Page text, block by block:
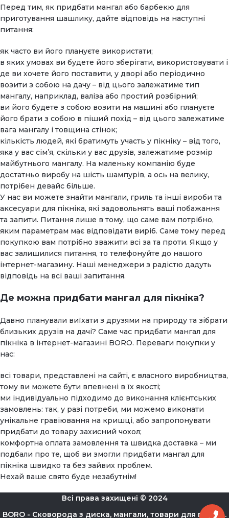
Перед тим, як придбати мангал або барбекю для
приготування шашлику, дайте відповідь на наступні
питання:
як часто ви його плануєте використати;
в яких умовах ви будете його зберігати, використовувати і
де ви хочете його поставити, у дворі або періодично
возити з собою на дачу – від цього залежатиме тип
мангалу, наприклад, валіза або простий розбірний;
ви його будете з собою возити на машині або плануєте
його брати з собою в піший похід – від цього залежатиме
вага мангалу і товщина стінок;
кількість людей, які братимуть участь у пікніку – від того,
яка у вас сім’я, скільки у вас друзів, залежатиме розмір
майбутнього мангалу. На маленьку компанію буде
достатньо виробу на шість шампурів, а ось на велику,
потрібен девайс більше.
У нас ви можете знайти мангали, гриль та інші вироби та
аксесуари для пікніка, які задовольнять ваші побажання
та запити. Питання лише в тому, що саме вам потрібно,
яким параметрам має відповідати виріб. Саме тому перед
покупкою вам потрібно зважити всі за та проти. Якщо у
вас залишилися питання, то телефонуйте до нашого
інтернет-магазину. Наші менеджери з радістю дадуть
відповідь на всі ваші запитання.
Де можна придбати мангал для пікніка?
Давно планували виїхати з друзями на природу та зібрати
близьких друзів на дачі? Саме час придбати мангал для
пікніка в інтернет-магазині BORO. Переваги покупки у
нас:
всі товари, представлені на сайті, є власного виробництва,
тому ви можете бути впевнені в їх якості;
ми індивідуально підходимо до виконання клієнтських
замовлень: так, у разі потреби, ми можемо виконати
унікальне гравіювання на кришці, або запропонувати
придбати до товару захисний чохол;
комфортна оплата замовлення та швидка доставка – ми
подбали про те, щоб ви змогли придбати мангал для
пікніка швидко та без зайвих проблем.
Нехай ваше свято буде незабутнім!
Всі права захищені © 2024
BORO - Сковорода з диска, мангали, товари для пікніка.